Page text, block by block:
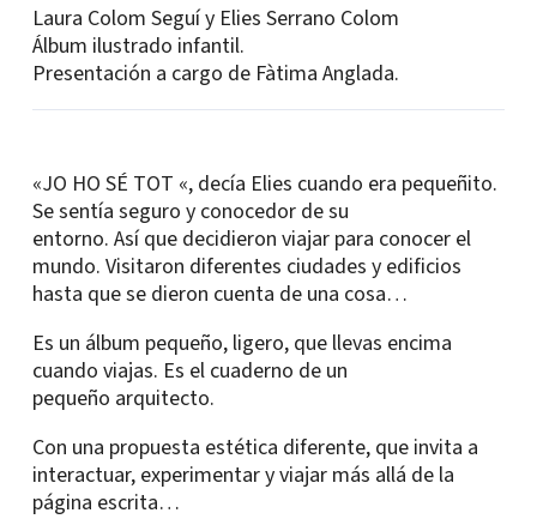
Laura Colom Seguí y Elies Serrano Colom
Álbum ilustrado infantil.
Presentación a cargo de Fàtima Anglada.
«JO HO SÉ TOT «, decía Elies cuando era pequeñito.
Se sentía seguro y conocedor de su
entorno. Así que decidieron viajar para conocer el
mundo. Visitaron diferentes ciudades y edificios
hasta que se dieron cuenta de una cosa…
Es un álbum pequeño, ligero, que llevas encima
cuando viajas. Es el cuaderno de un
pequeño arquitecto.
Con una propuesta estética diferente, que invita a
interactuar, experimentar y viajar más allá de la
página escrita…